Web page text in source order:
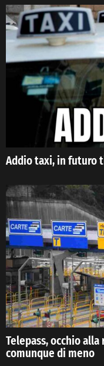
Addio taxi, in futuro
Telepass, occhio
comunque di meno